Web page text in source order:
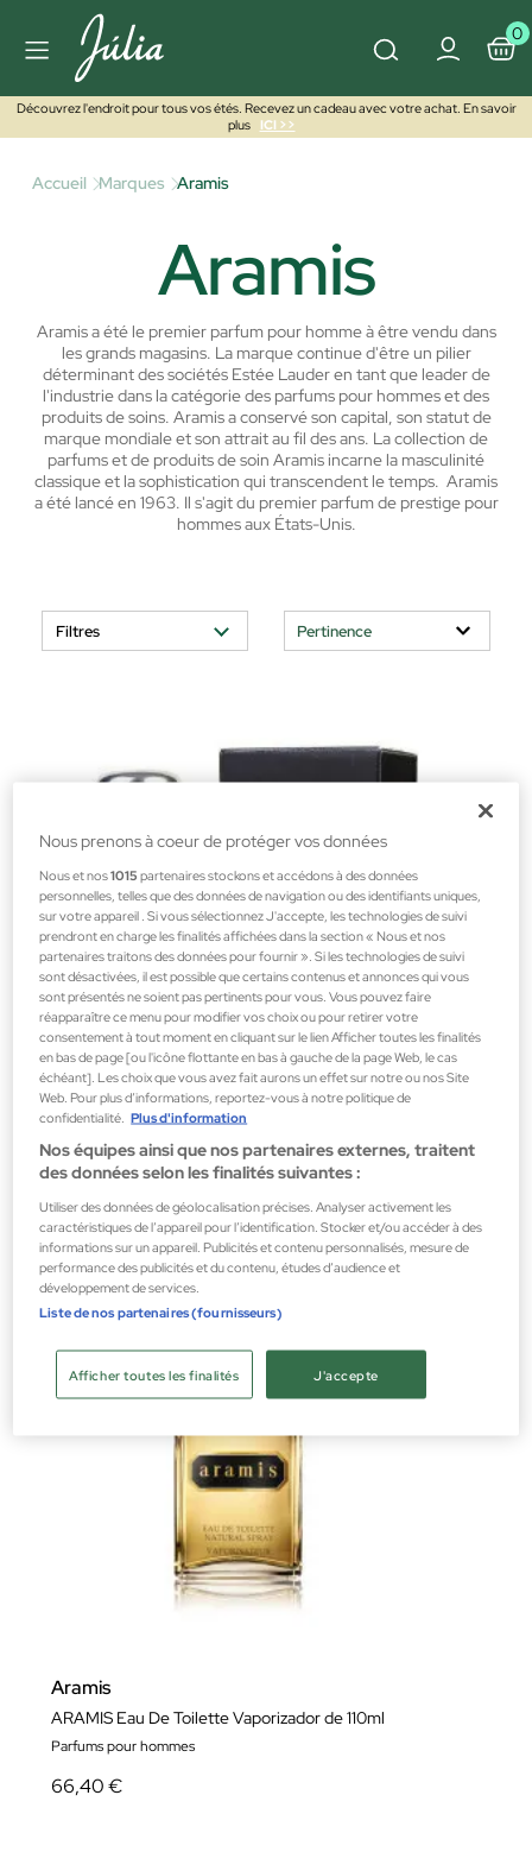
0
Découvrez l'endroit pour tous vos étés. Recevez un cadeau avec votre achat. En savoir
plus
ICI >>
Accueil Marques Aramis
Aramis
Aramis a été le premier parfum pour homme à être vendu dans
les grands magasins. La marque continue d'être un pilier
déterminant des sociétés Estée Lauder en tant que leader de
l'industrie dans la catégorie des parfums pour hommes et des
produits de soins. Aramis a conservé son capital, son statut de
marque mondiale et son attrait au fil des ans. La collection de
parfums et de produits de soin Aramis incarne la masculinité
classique et la sophistication qui transcendent le temps. Aramis
a été lancé en 1963. Il s'agit du premier parfum de prestige pour
hommes aux États-Unis.
Filtres
Aramis
TUSCANY UOMO Eau De Toilette Spray de 100ml
Parfums pour hommes
71,55 €
Aramis
ARAMIS Eau De Toilette Vaporizador de 110ml
Parfums pour hommes
66,40 €
Nous prenons à coeur de protéger vos données
Nous et nos1015 partenaires stockons et accédons à des données
personnelles, telles que des données de navigation ou des identifiants uniques,
sur votre appareil . Si vous sélectionnez J'accepte, les technologies de suivi
prendront en charge les finalités affichées dans la section « Nous et nos
partenaires traitons des données pour fournir ». Si les technologies de suivi
sont désactivées, il est possible que certains contenus et annonces qui vous
sont présentés ne soient pas pertinents pour vous. Vous pouvez faire
réapparaître ce menu pour modifier vos choix ou pour retirer votre
consentement à tout moment en cliquant sur le lien Afficher toutes les finalités
en bas de page [ou l'icône flottante en bas à gauche de la page Web, le cas
échéant]. Les choix que vous avez fait aurons un effet sur notre ou nos Site
Web. Pour plus d’informations, reportez-vous à notre politique de
confidentialité. Plus d'information
Nos équipes ainsi que nos partenaires externes, traitent
des données selon les finalités suivantes :
Utiliser des données de géolocalisation précises. Analyser activement les
caractéristiques de l’appareil pour l’identification. Stocker et/ou accéder à des
informations sur un appareil. Publicités et contenu personnalisés, mesure de
performance des publicités et du contenu, études d’audience et
développement de services.
Liste de nos partenaires (fournisseurs)
J'accepte
Afficher toutes les finalités